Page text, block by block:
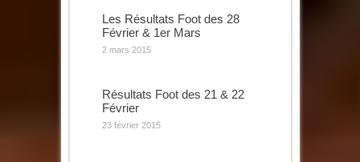
Les Résultats Foot des 28
Février & 1er Mars
2 mars 2015
Résultats Foot des 21 & 22
Février
23 février 2015